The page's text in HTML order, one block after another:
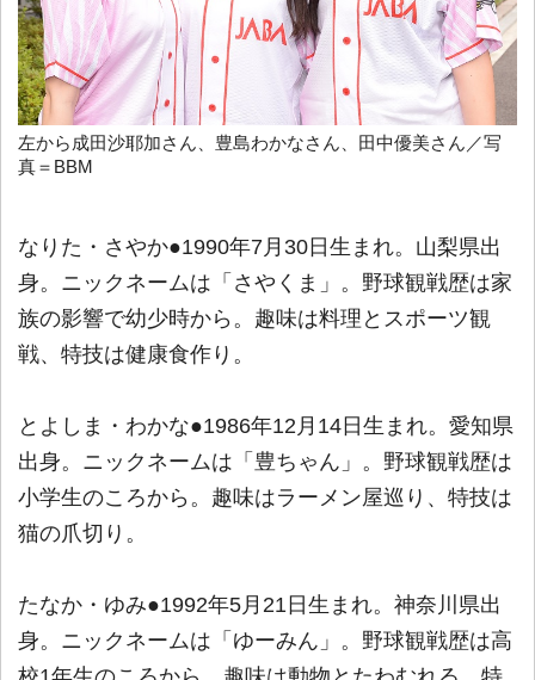
左から成田沙耶加さん、豊島わかなさん、田中優美さん／写
真＝BBM
なりた・さやか●1990年7月30日生まれ。山梨県出
身。ニックネームは「さやくま」。野球観戦歴は家
族の影響で幼少時から。趣味は料理とスポーツ観
戦、特技は健康食作り。
とよしま・わかな●1986年12月14日生まれ。愛知県
出身。ニックネームは「豊ちゃん」。野球観戦歴は
小学生のころから。趣味はラーメン屋巡り、特技は
猫の爪切り。
たなか・ゆみ●1992年5月21日生まれ。神奈川県出
身。ニックネームは「ゆーみん」。野球観戦歴は高